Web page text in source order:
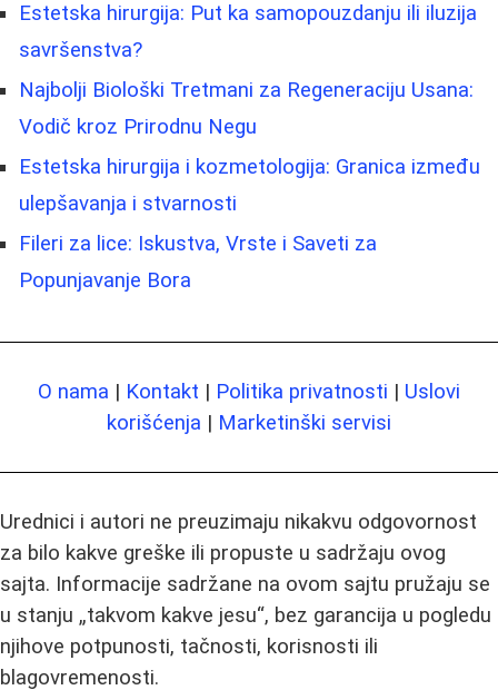
Estetska hirurgija: Put ka samopouzdanju ili iluzija
savršenstva?
Najbolji Biološki Tretmani za Regeneraciju Usana:
Vodič kroz Prirodnu Negu
Estetska hirurgija i kozmetologija: Granica između
ulepšavanja i stvarnosti
Fileri za lice: Iskustva, Vrste i Saveti za
Popunjavanje Bora
O nama | Kontakt | Politika privatnosti | Uslovi
korišćenja | Marketinški servisi
Urednici i autori ne preuzimaju nikakvu odgovornost
za bilo kakve greške ili propuste u sadržaju ovog
sajta. Informacije sadržane na ovom sajtu pružaju se
u stanju „takvom kakve jesu“, bez garancija u pogledu
njihove potpunosti, tačnosti, korisnosti ili
blagovremenosti.